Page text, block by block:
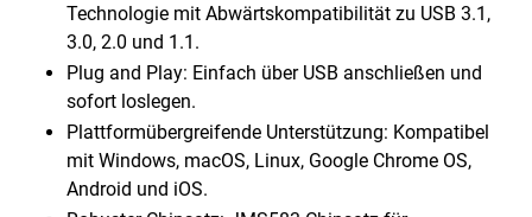
Technologie mit Abwärtskompatibilität zu USB 3.1,
3.0, 2.0 und 1.1.
Plug and Play: Einfach über USB anschließen und
sofort loslegen.
Plattformübergreifende Unterstützung: Kompatibel
mit Windows, macOS, Linux, Google Chrome OS,
Android und iOS.